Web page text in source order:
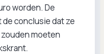
worden. De
conclusie dat ze
moeten